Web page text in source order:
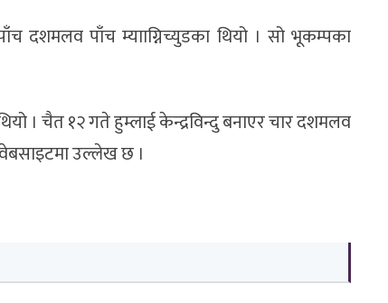
दशमलव पाँच म्यााग्निच्युडका थियो । सो भूकम्पका
। चैत १२ गते हुम्लाई केन्द्रविन्दु बनाएर चार दशमलव
उल्लेख छ ।